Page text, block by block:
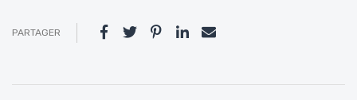
PARTAGER